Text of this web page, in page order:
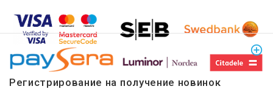
Регистрирование на получение новинок